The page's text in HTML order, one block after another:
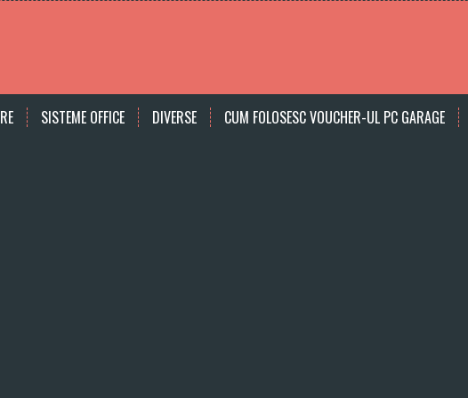
SISTEME OFFICE DIVERSE CUM FOLOSESC VOUCHER-UL PC GARAGE